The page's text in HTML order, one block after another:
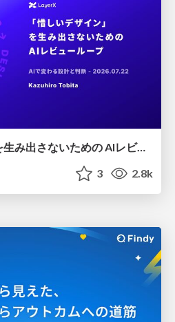
「惜しいデザイン」 を生み出さないための AIレビューループ
3 2.8k